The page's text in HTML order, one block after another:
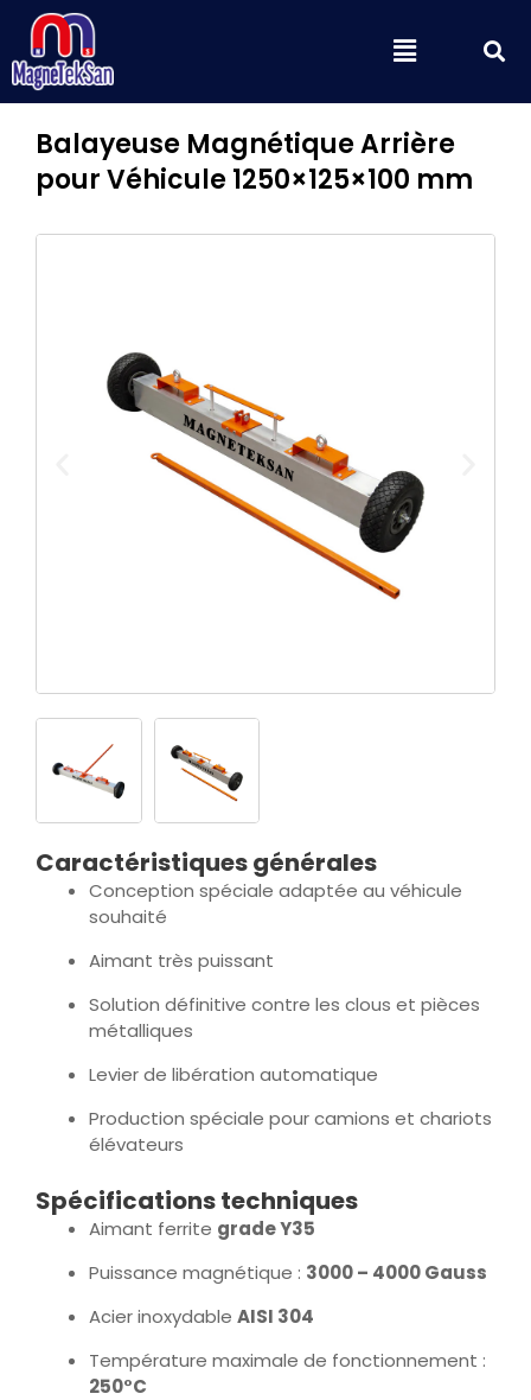
contenu
Menu
Balayeuse Magnétique Arrière
pour Véhicule 1250×125×100 mm
Caractéristiques générales
Conception spéciale adaptée au véhicule
souhaité
Aimant très puissant
Solution définitive contre les clous et pièces
métalliques
Levier de libération automatique
Production spéciale pour camions et chariots
élévateurs
Spécifications techniques
Aimant ferrite grade Y35
Puissance magnétique : 3000 – 4000 Gauss
Acier inoxydable AISI 304
Température maximale de fonctionnement :
250°C